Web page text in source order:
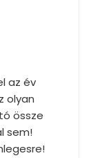
az év
olyan
össze
sem!